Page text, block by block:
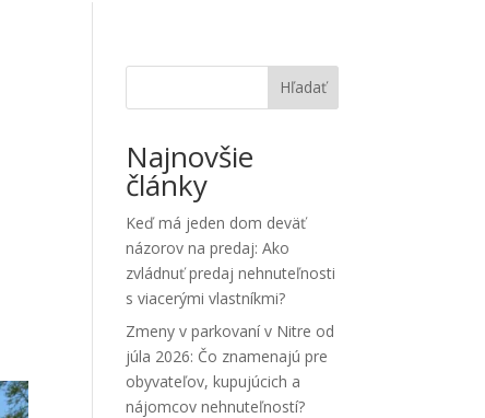
Hľadať
Najnovšie
články
Keď má jeden dom deväť
názorov na predaj: Ako
zvládnuť predaj nehnuteľnosti
s viacerými vlastníkmi?
Zmeny v parkovaní v Nitre od
júla 2026: Čo znamenajú pre
obyvateľov, kupujúcich a
nájomcov nehnuteľností?